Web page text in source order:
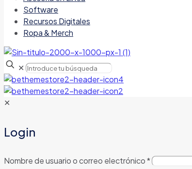
Software
Recursos Digitales
Ropa & Merch
✕
✕
Login
Nombre de usuario o correo electrónico*